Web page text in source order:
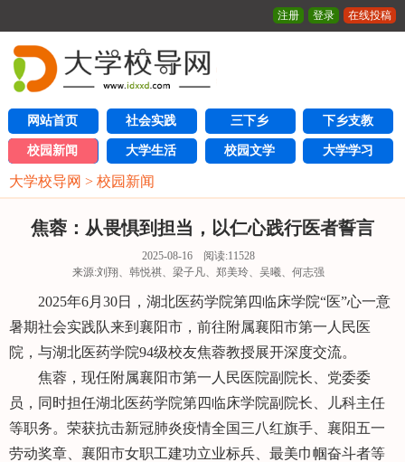
注册 登录 在线投稿
网站首页 社会实践 三下乡 下乡支教
校园新闻 大学生活 校园文学 大学学习
大学校导网 > 校园新闻
焦蓉：从畏惧到担当，以仁心践行医者誓言
2025-08-16 阅读:11528
来源:刘翔、韩悦祺、梁子凡、郑美玲、吴曦、何志强
2025年6月30日，湖北医药学院第四临床学院“医”心一意
暑期社会实践队来到襄阳市，前往附属襄阳市第一人民医
院，与湖北医药学院94级校友焦蓉教授展开深度交流。
焦蓉，现任附属襄阳市第一人民医院副院长、党委委
员，同时担任湖北医药学院第四临床学院副院长、儿科主任
等职务。荣获抗击新冠肺炎疫情全国三八红旗手、襄阳五一
劳动奖章、襄阳市女职工建功立业标兵、最美巾帼奋斗者等